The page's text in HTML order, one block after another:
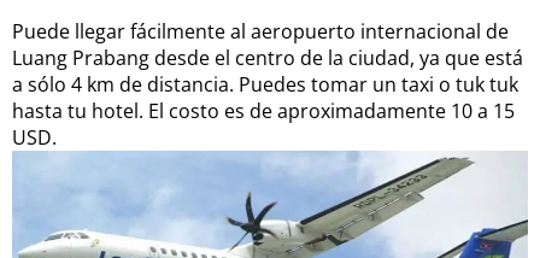
Puede llegar fácilmente al aeropuerto internacional de
Luang Prabang desde el centro de la ciudad, ya que está
a sólo 4 km de distancia. Puedes tomar un taxi o tuk tuk
hasta tu hotel. El costo es de aproximadamente 10 a 15
USD.